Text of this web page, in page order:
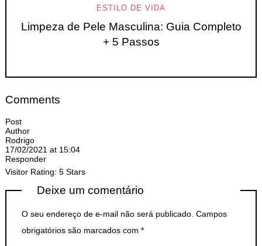
ESTILO DE VIDA
Limpeza de Pele Masculina: Guia Completo
+ 5 Passos
Comments
Post
Author
Rodrigo
17/02/2021 at 15:04
Responder
Visitor Rating: 5 Stars
Deixe um comentário
O seu endereço de e-mail não será publicado. Campos
obrigatórios são marcados com *